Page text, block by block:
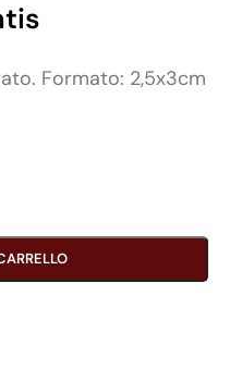
Formato: 2,5x3cm